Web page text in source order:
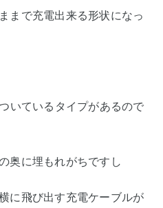
まで充電出来る形状になっ
いているタイプがあるので
奥に埋もれがちですし
に飛び出す充電ケーブルが